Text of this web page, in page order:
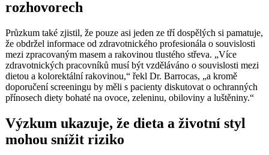
rozhovorech
Průzkum také zjistil, že pouze asi jeden ze tří dospělých si pamatuje,
že obdržel informace od zdravotnického profesionála o souvislosti
mezi zpracovaným masem a rakovinou tlustého střeva. „Více
zdravotnických pracovníků musí být vzděláváno o souvislosti mezi
dietou a kolorektální rakovinou,“ řekl Dr. Barrocas, „a kromě
doporučení screeningu by měli s pacienty diskutovat o ochranných
přínosech diety bohaté na ovoce, zeleninu, obiloviny a luštěniny.“
Výzkum ukazuje, že dieta a životní styl
mohou snížit riziko